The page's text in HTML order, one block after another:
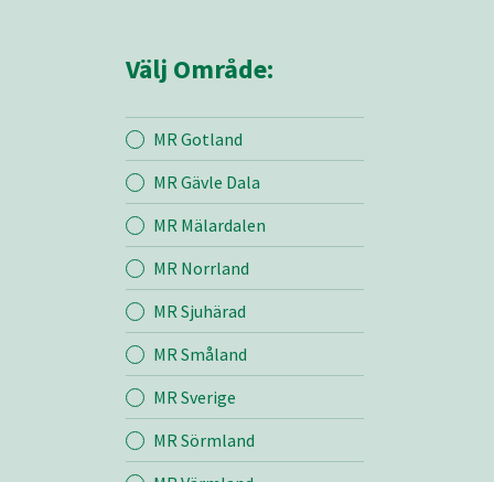
Mina sidor
Entreprenad
Välj Område:
MR Gotland
MR Gävle Dala
MR Mälardalen
MR Norrland
MR Sjuhärad
MR Småland
MR Sverige
MR Sörmland